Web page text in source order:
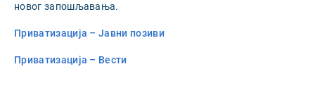
новог запошљавања.
Приватизација – Јавни позиви
Приватизација – Вести